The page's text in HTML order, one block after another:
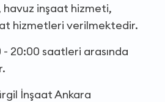
inşaat hizmeti,
hizmetleri verilmektedir.
20:00 saatleri arasında
İnşaat Ankara